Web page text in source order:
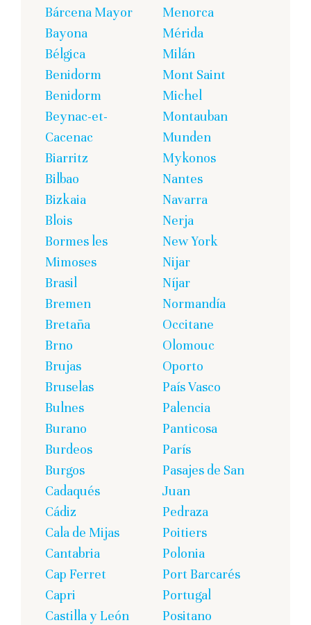
Bárcena Mayor
Bayona
Bélgica
Benidorm
Benidorm
Beynac-et-
Cacenac
Biarritz
Bilbao
Bizkaia
Blois
Bormes les
Mimoses
Brasil
Bremen
Bretaña
Brno
Brujas
Bruselas
Bulnes
Burano
Burdeos
Burgos
Cadaqués
Cádiz
Cala de Mijas
Cantabria
Cap Ferret
Capri
Castilla y León
Menorca
Mérida
Milán
Mont Saint
Michel
Montauban
Munden
Mykonos
Nantes
Navarra
Nerja
New York
Nijar
Níjar
Normandía
Occitane
Olomouc
Oporto
País Vasco
Palencia
Panticosa
París
Pasajes de San
Juan
Pedraza
Poitiers
Polonia
Port Barcarés
Portugal
Positano